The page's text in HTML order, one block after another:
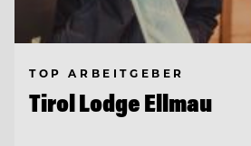
TOP ARBEITGEBER
Tirol Lodge Ellmau